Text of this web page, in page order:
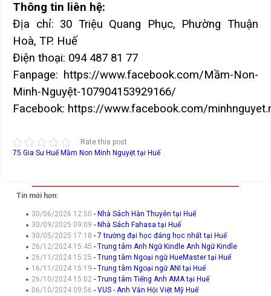
Thông tin liên hệ:
Địa chỉ: 30 Triệu Quang Phục, Phường Thuận
Hoà, TP. Huế
Điện thoại: 094 487 81 77
Fanpage: https://www.facebook.com/Mầm-Non-
Minh-Nguyệt-107904153929166/
Facebook: https://www.facebook.com/
Rate this post
75.Gia Sư Huế Mầm Non Minh Nguyệt tại Huế
Tin mới hơn:
30/06/2026 12:50- Nhà Sách Hàn Thuyên tại Huế
30/09/2025 09:09- Nhà Sách Fahasa tại Huế
30/05/2025 17:18-7 trường đại học đáng học nhất tại Huế
26/12/2024 15:45-Trung tâm Anh Ngữ Kindle Anh Ngữ Kindle
26/11/2024 15:25-Trung tâm Ngoại ngữ HueMaster tại Huế
16/11/2024 15:19-Trung tâm Ngoại ngữ ANI tại Huế
26/10/2024 15:02-Trung tâm Tiếng Anh AMA tại Huế
06/10/2024 09:56-VUS - Anh Văn Hội Việt Mỹ Huế